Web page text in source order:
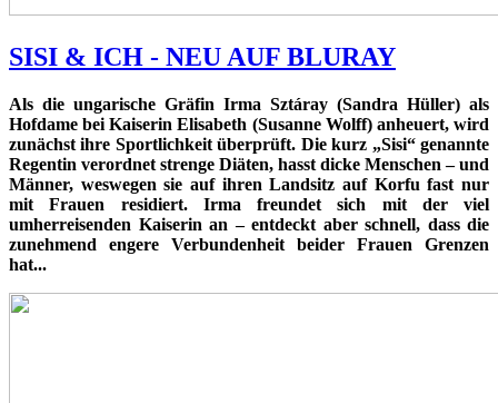
SISI & ICH - NEU AUF BLURAY
Als die ungarische Gräfin Irma Sztáray (Sandra Hüller) als
Hofdame bei Kaiserin Elisabeth (Susanne Wolff) anheuert, wird
zunächst ihre Sportlichkeit überprüft. Die kurz „Sisi“ genannte
Regentin verordnet strenge Diäten, hasst dicke Menschen – und
Männer, weswegen sie auf ihren Landsitz auf Korfu fast nur
mit Frauen residiert. Irma freundet sich mit der viel
umherreisenden Kaiserin an – entdeckt aber schnell, dass die
zunehmend engere Verbundenheit beider Frauen Grenzen
hat...